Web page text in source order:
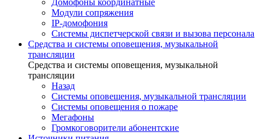
Домофоны координатные
Модули сопряжения
IP-домофония
Системы диспетчерской связи и вызова персонала
Средства и системы оповещения, музыкальной
трансляции
Средства и системы оповещения, музыкальной
трансляции
Назад
Системы оповещения, музыкальной трансляции
Системы оповещения о пожаре
Мегафоны
Громкоговорители абонентские